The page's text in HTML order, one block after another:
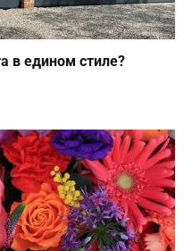
в едином стиле?